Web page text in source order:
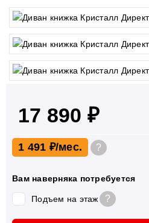
17 890 ₽
1 491 ₽ ?
Вам наверняка потребуется
Подъем на этаж ?